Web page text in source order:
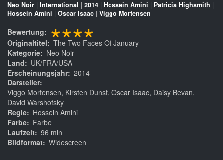
Neo Noir | International | 2014 | Hossein Amini | Patricia Highsmith |
Hossein Amini | Oscar Isaac | Viggo Mortensen
Bewertung ****
Originaltitel
The Two Faces Of January
Kategorie
Neo Noir
Land
UK/FRA/USA
Erscheinungsjahr 2014
Darsteller
Viggo Mortensen, Kirsten Dunst, Oscar Isaac, Daisy Bevan,
David Warshofsky
Regie
Hossein Amini
Farbe
Farbe
Laufzeit 96 min
Bildformat Widescreen